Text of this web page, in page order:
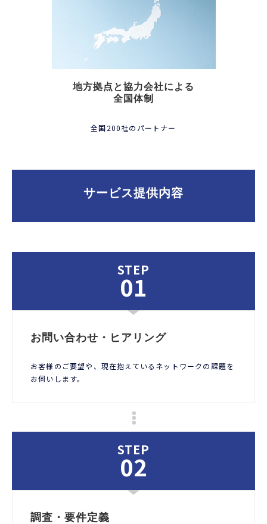
地方拠点と協力会社による
全国体制
全国200社のパートナー
サービス提供内容
STEP
01
お問い合わせ・ヒアリング
お客様のご要望や、現在抱えているネットワークの課題を
お伺いします。
STEP
02
調査・要件定義